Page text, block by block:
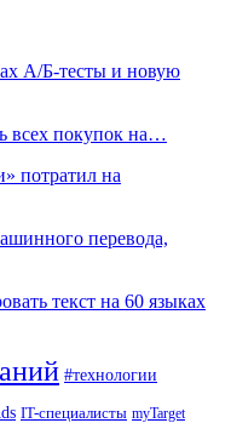
А/Б-тесты и новую
всех покупок на…
потратил на
перевода,
текст на 60 языках
#технологии
IT-специалисты myTarget